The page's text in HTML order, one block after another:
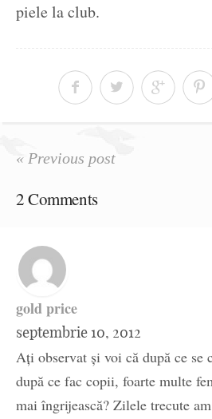
piele la club.
« Previous post
2 Comments
gold price
septembrie 10, 2012
Ați observat și voi că după ce se
după ce fac copii, foarte multe
mai îngrijească? Zilele trecute